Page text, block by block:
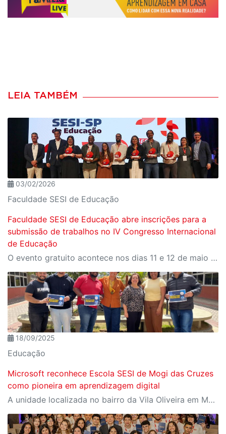
LEIA TAMBÉM
03/02/2026
Faculdade SESI de Educação
Faculdade SESI de Educação abre inscrições para a
submissão de trabalhos no IV Congresso Internacional
de Educação
O evento gratuito acontece nos dias 11 e 12 de maio e reunirá especialistas em torno do tema “Educação que Transforma”. As vagas para participação presencial são limitadas, e a submissão de trabalhos pode ser feita até 31 de março
18/09/2025
Educação
Microsoft reconhece Escola SESI de Mogi das Cruzes
como pioneira em aprendizagem digital
A unidade localizada no bairro da Vila Oliveira em Mogi das Cruzes entra para o seleto grupo de escolas brasileiras reconhecidas globalmente pela Microsoft Showcase Schools.